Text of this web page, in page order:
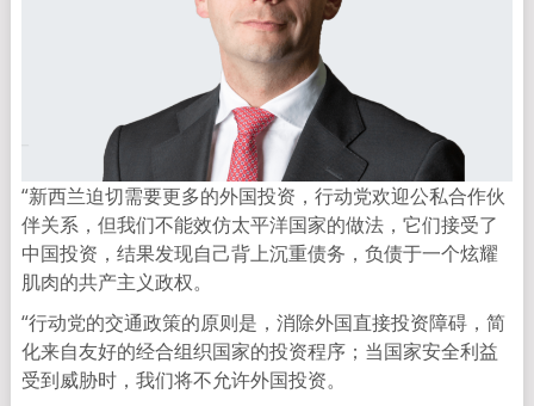
“新西兰迫切需要更多的外国投资，行动党欢迎公私合作伙
伴关系，但我们不能效仿太平洋国家的做法，它们接受了
中国投资，结果发现自己背上沉重债务，负债于一个炫耀
肌肉的共产主义政权。
“行动党的交通政策的原则是，消除外国直接投资障碍，简
化来自友好的经合组织国家的投资程序；当国家安全利益
受到威胁时，我们将不允许外国投资。